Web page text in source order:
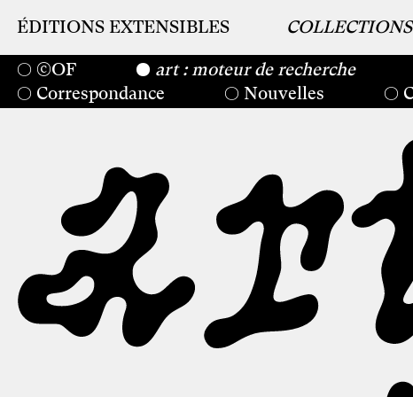
ÉDITIONS EXTENSIBLES COLLECTIONS
©OF art : moteur de recherche
Correspondance
Nouvelles